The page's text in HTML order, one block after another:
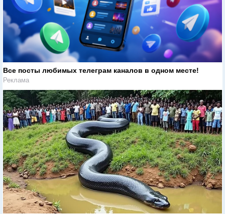
Все посты любимых телеграм каналов в одном месте!
Реклама